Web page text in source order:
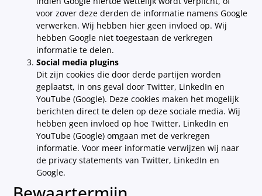
voor zover deze derden de informatie namens Google
verwerken. Wij hebben hier geen invloed op. Wij
hebben Google niet toegestaan de verkregen
informatie te delen.
Social media plugins
Dit zijn cookies die door derde partijen worden
geplaatst, in ons geval door Twitter, LinkedIn en
YouTube (Google). Deze cookies maken het mogelijk
berichten direct te delen op deze sociale media. Wij
hebben geen invloed op hoe Twitter, LinkedIn en
YouTube (Google) omgaan met de verkregen
informatie. Voor meer informatie verwijzen wij naar
de privacy statements van Twitter, LinkedIn en
Google.